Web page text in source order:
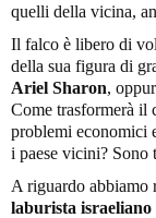
quelli della vicina,
Il falco è libero di
della sua figura di
Ariel Sharon,
Come trasformerà il
problemi economici
i paese vicini? Sono
A riguardo abbiamo
laburista israeliano